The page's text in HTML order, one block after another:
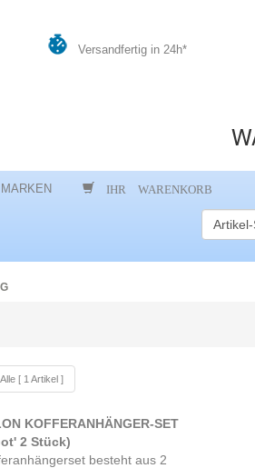
Versandfertig in 24h*
MARKEN IHR WARENKORB
Alle [ 1 Artikel ]
KOFFERANHÄNGER-SET
2 Stück)
besteht aus 2